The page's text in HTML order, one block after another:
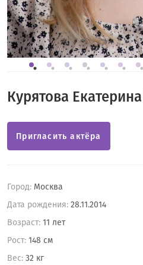
Курятова
Город: Москва
Дата рождения: 28.11.2014
Возраст: 11 лет
Рост: 148 см
Вес: 32 кг
Пригласить актёра